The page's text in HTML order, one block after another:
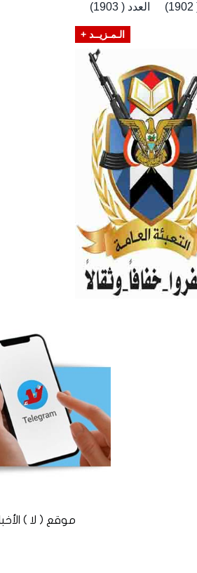
العدد ( 1903)
الـمـزيــد +
موقع ( لا ) الأخباري المستقل ©